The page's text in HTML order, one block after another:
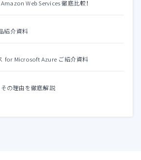
Web Services 徹底比較！
紹介資料
for Microsoft Azure ご紹介資料
その理由を徹底解説